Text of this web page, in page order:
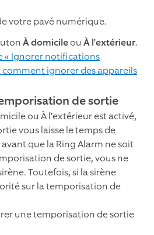
votre pavé numérique.
À domicileou À l'extérieur.
« Ignorer notifications
comment ignorer des appareils
de sortie
ou À l'extérieur est activé,
vous laisse le temps de
que la Ring Alarm ne soit
de sortie, vous ne
Toutefois, si la sirène
sur la temporisation de
une temporisation de sortie